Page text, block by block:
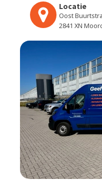
Locatie
Oost
2841 XN